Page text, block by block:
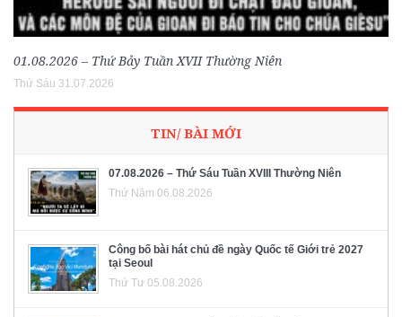
01.08.2026 – Thứ Bảy Tuần XVII Thường Niên
Thứ Sáu 31.07.2026
TIN/ BÀI MỚI
07.08.2026 – Thứ Sáu Tuần XVIII Thường Niên
Thứ Năm 06.08.2026
Công bố bài hát chủ đề ngày Quốc tế Giới trẻ 2027
tại Seoul
Thứ Tư 05.08.2026